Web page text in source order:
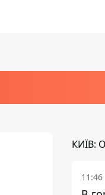
КИЇВ:
11:46